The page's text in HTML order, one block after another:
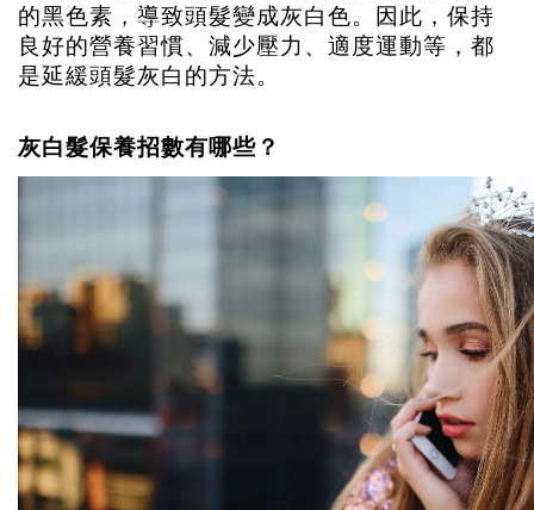
的黑色素，導致頭髮變成灰白色。因此，保持
良好的營養習慣、減少壓力、適度運動等，都
是延緩頭髮灰白的方法。
灰白髮保養招數有哪些？